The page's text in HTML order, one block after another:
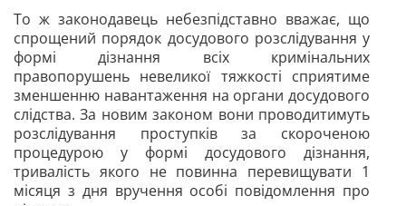
То ж законодавець небезпідставно вважає, що
спрощений порядок досудового розслідування у
формі дізнання всіх кримінальних
правопорушень невеликої тяжкості сприятиме
зменшенню навантаження на органи досудового
слідства. За новим законом вони проводитимуть
розслідування проступків за скороченою
процедурою у формі досудового дізнання,
тривалість якого не повинна перевищувати 1
місяця з дня вручення особі повідомлення про